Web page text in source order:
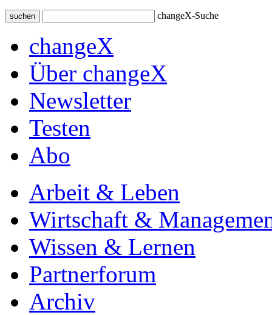
suchen changeX-Suche
changeX
Über changeX
Newsletter
Testen
Abo
Arbeit & Leben
Wirtschaft &
Wissen & Lernen
Partnerforum
Archiv